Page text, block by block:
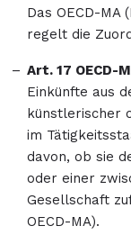
Das OECD-MA
regelt die
Art. 17 OECD-
Einkünfte aus
künstlerischer
im
davon, ob sie
oder einer
Gesellschaft
OECD-MA).